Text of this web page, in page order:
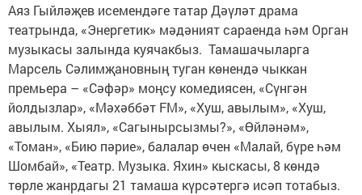
Аяз Гыйләҗев исемендәге татар Дәүләт драма
театрында, «Энергетик» мәдәният сараенда һәм Орган
музыкасы залында куячакбыз. Тамашачыларга
Марсель Сәлимҗановның туган көнендә чыккан
премьера – «Сәфәр» моңсу комедиясен, «Сүнгән
йолдызлар», «Мәхәббәт FM», «Хуш, авылым», «Хуш,
авылым. Хыял», «Сагынырсызмы?», «Өйләнәм»,
«Томан», «Бию пәрие», балалар өчен «Малай, бүре һәм
Шомбай», «Театр. Музыка. Яхин» кыскасы, 8 көндә
төрле жанрдагы 21 тамаша күрсәтергә исәп тотабыз.